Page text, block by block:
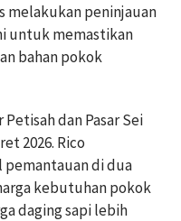
melakukan peninjauan
untuk memastikan
bahan pokok
dan Pasar Sei
2026. Rico
pemantauan di dua
kebutuhan pokok
daging sapi lebih